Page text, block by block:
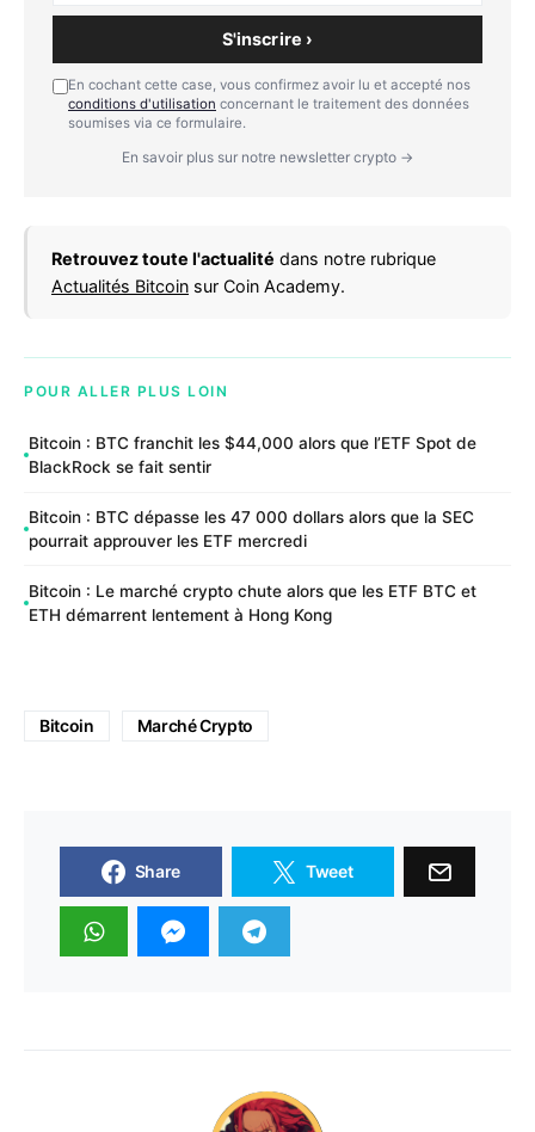
S'inscrire ›
En cochant cette case, vous confirmez avoir lu et accepté nos
conditions d'utilisation concernant le traitement des données
soumises via ce formulaire.
En savoir plus sur notre newsletter crypto →
Retrouvez toute l'actualité dans notre rubrique
Actualités Bitcoin sur Coin Academy.
POUR ALLER PLUS LOIN
Bitcoin : BTC franchit les $44,000 alors que l’ETF Spot de
BlackRock se fait sentir
Bitcoin : BTC dépasse les 47 000 dollars alors que la SEC
pourrait approuver les ETF mercredi
Bitcoin : Le marché crypto chute alors que les ETF BTC et
ETH démarrent lentement à Hong Kong
Bitcoin Marché Crypto
Share Tweet